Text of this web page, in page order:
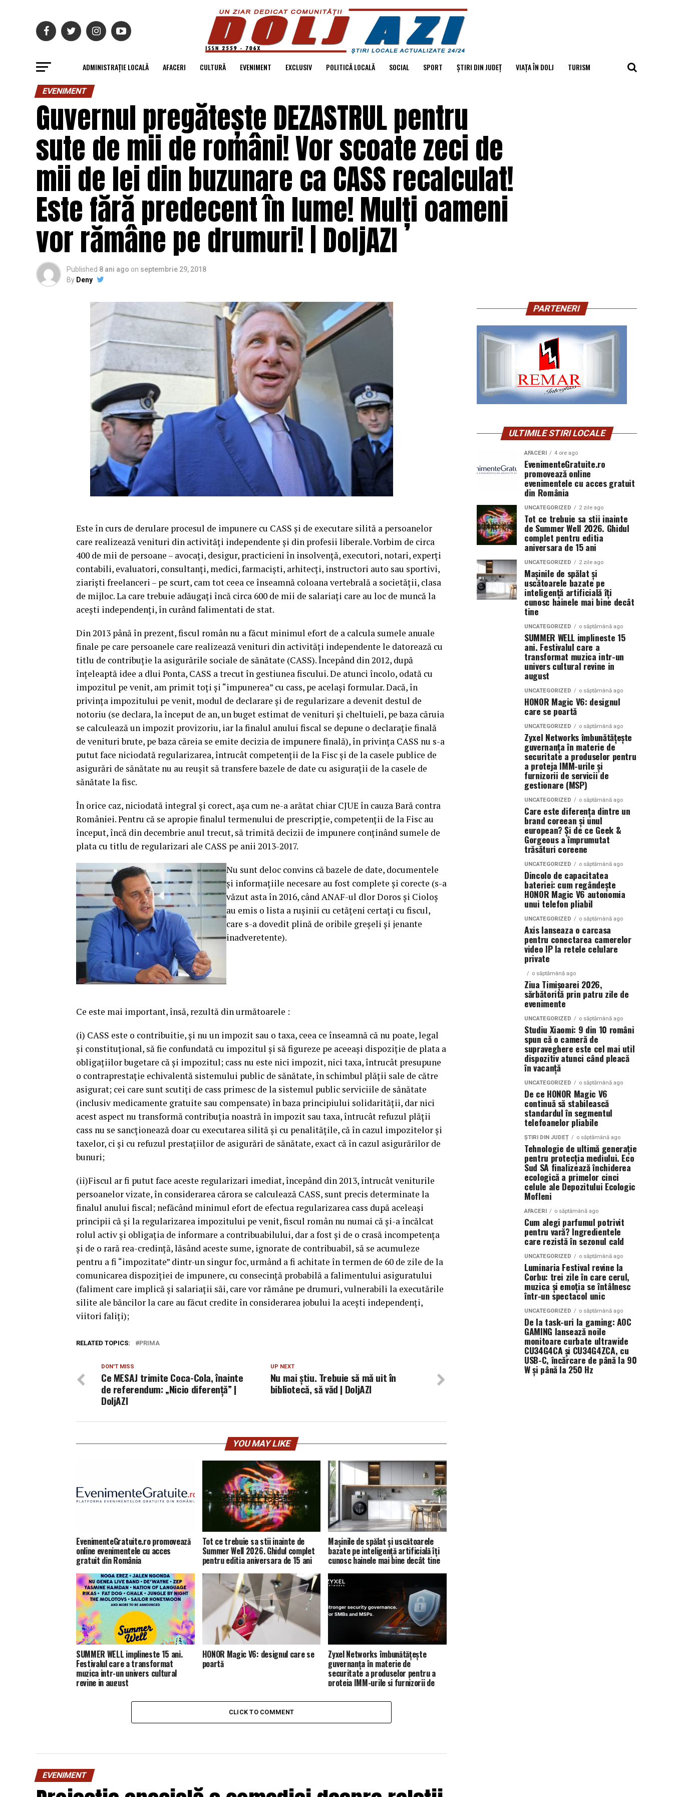
ADMINISTRAȚIE LOCALĂ AFACERI CULTURĂ EVENIMENT EXCLUSIV POLITICĂ LOCALĂ SOCIAL SPORT ȘTIRI DIN JUDEȚ VIAȚA ÎN DOLJ TURISM
EVENIMENT
Guvernul pregătește DEZASTRUL pentru
sute de mii de români! Vor scoate zeci de
mii de lei din buzunare ca CASS recalculat!
Este fără predecent în lume! Mulți oameni
vor rămâne pe drumuri! | DoljAZI
Published 8 ani ago on septembrie 29, 2018
By Deny
Este în curs de derulare procesul de impunere cu CASS şi de executare silită a persoanelor
care realizează venituri din activităţi independente şi din profesii liberale. Vorbim de circa
400 de mii de persoane – avocaţi, desigur, practicieni în insolvenţă, executori, notari, experţi
contabili, evaluatori, consultanţi, medici, farmacişti, arhitecţi, instructori auto sau sportivi,
ziarişti freelanceri – pe scurt, cam tot ceea ce înseamnă coloana vertebrală a societăţii, clasa
de mijloc.La care trebuie adăugaţi încă circa 600 de mii de salariaţi care au loc de muncă la
aceşti independenţi, în curând falimentati de stat.
Din 2013 până în prezent, fiscul român nu a făcut minimul efort de a calcula sumele anuale
finale pe care persoanele care realizează venituri din activităţi independente le datorează cu
titlu de contribuţie la asigurările sociale de sănătate (CASS). Începând din 2012, după
înţeleaptă idee a dlui Ponta, CASS a trecut în gestiunea fiscului. De atunci încolo, odată cu
impozitul pe venit, am primit toţi şi “impunerea” cu cass, pe acelaşi formular. Dacă, în
privinţa impozitului pe venit, modul de declarare şi de regularizare a devenit destul de
notoriu (se declara, la început de an, un buget estimat de venituri şi cheltuieli, pe baza căruia
se calculează un impozit provizoriu, iar la finalul anului fiscal se depune o declaraţie finală
de venituri brute, pe baza căreia se emite decizia de impunere finală), în privinţa CASS nu s-a
putut face niciodată regularizarea, întrucât competenţii de la Fisc şi de la casele publice de
asigurări de sănătate nu au reuşit să transfere bazele de date cu asiguraţii de la casele de
sănătate la fisc.
În orice caz, niciodată integral şi corect, aşa cum ne-a arătat chiar CJUE în cauza Bară contra
României. Pentru că se apropie finalul termenului de prescripţie, competenţii de la Fisc au
început, încă din decembrie anul trecut, să trimită decizii de impunere conţinând sumele de
plata cu titlu de regularizari ale CASS pe anii 2013-2017.
Nu sunt deloc convins că bazele de date, documentele
şi informaţiile necesare au fost complete şi corecte (s-a
văzut asta în 2016, când ANAF-ul dlor Doros şi Cioloş
au emis o lista a ruşinii cu cetăţeni certaţi cu fiscul,
care s-a dovedit plină de oribile greşeli şi jenante
inadveretente).
Ce este mai important, însă, rezultă din următoarele :
(i) CASS este o contribuitie, şi nu un impozit sau o taxa, ceea ce înseamnă că nu poate, legal
şi constituţional, să fie confundată cu impozitul şi să figureze pe aceeaşi dispoziţie de plata a
obligaţiilor bugetare că şi impozitul; cass nu este nici impozit, nici taxa, întrucât presupune
o contraprestaţie echivalentă sistemului public de sănătate, în schimbul plăţii sale de către
asigurat; cei care sunt scutiţi de cass primesc de la sistemul public serviciile de sănătate
(inclusiv medicamente gratuite sau compensate) în baza principiului solidarităţii, dar nici
acest aspect nu transformă contribuţia noastră în impozit sau taxa, întrucât refuzul plăţii
cass nu se sancţionează doar cu executarea silită şi cu penalităţile, că în cazul impozitelor şi
taxelor, ci şi cu refuzul prestaţiilor de asigurări de sănătate, exact că în cazul asigurărilor de
bunuri;
(ii)Fiscul ar fi putut face aceste regularizari imediat, începând din 2013, întrucât veniturile
persoanelor vizate, în considerarea cărora se calculează CASS, sunt precis determinate la
finalul anului fiscal; nefăcând minimul efort de efectua regularizarea cass după aceleaşi
principii că şi la regularizarea impozitului pe venit, fiscul român nu numai că şi-a încălcat
rolul activ şi obligaţia de informare a contribuabilului, dar a fost şi de o crasă incompetenţa
şi de o rară rea-credinţă, lăsând aceste sume, ignorate de contribuabil, să se acumuleze
pentru a fi “impozitate” dintr-un singur foc, urmând a fi achitate în termen de 60 de zile de la
comunicarea dispoziţiei de impunere, cu consecinţă probabilă a falimentului asiguratului
(faliment care implică şi salariaţii săi, care vor rămâne pe drumuri, vulnerabili la executările
silite ale băncilor la care au făcut credite în considerarea jobului la aceşti independenţi,
viitori faliţi);
RELATED TOPICS: PRIMA
UP NEXT
Nu mai ştiu. Trebuie să mă uit în
bibliotecă, să văd | DoljAZI
DON'T MISS
Ce MESAJ trimite Coca-Cola, înainte
de referendum: „Nicio diferență” |
DoljAZI
YOU MAY LIKE
EvenimenteGratuite.ro promovează
online evenimentele cu acces
gratuit din România
Tot ce trebuie sa stii inainte de
Summer Well 2026. Ghidul complet
pentru editia aniversara de 15 ani
Mașinile de spălat și uscătoarele
bazate pe inteligență artificială îți
cunosc hainele mai bine decât tine
SUMMER WELL implineste 15 ani.
Festivalul care a transformat
muzica intr-un univers cultural
revine in august
HONOR Magic V6: designul care se
poartă
Zyxel Networks îmbunătățește
guvernanța în materie de
securitate a produselor pentru a
proteja IMM-urile și furnizorii de
CLICK TO COMMENT
EVENIMENT
PARTENERI
ULTIMILE STIRI LOCALE
AFACERI 4 ore ago
EvenimenteGratuite.ro
promovează online
evenimentele cu acces gratuit
din România
UNCATEGORIZED 2 zile ago
Tot ce trebuie sa stii inainte
de Summer Well 2026. Ghidul
complet pentru editia
aniversara de 15 ani
UNCATEGORIZED 2 zile ago
Mașinile de spălat și
uscătoarele bazate pe
inteligență artificială îți
cunosc hainele mai bine decât
tine
UNCATEGORIZED o săptămână ago
SUMMER WELL implineste 15
ani. Festivalul care a
transformat muzica intr-un
univers cultural revine in
august
UNCATEGORIZED o săptămână ago
HONOR Magic V6: designul
care se poartă
UNCATEGORIZED o săptămână ago
Zyxel Networks îmbunătățește
guvernanța în materie de
securitate a produselor pentru
a proteja IMM-urile și
furnizorii de servicii de
gestionare (MSP)
UNCATEGORIZED o săptămână ago
Care este diferența dintre un
brand coreean și unul
european? Și de ce Geek &
Gorgeous a împrumutat
trăsături coreene
UNCATEGORIZED o săptămână ago
Dincolo de capacitatea
bateriei: cum regândește
HONOR Magic V6 autonomia
unui telefon pliabil
UNCATEGORIZED o săptămână ago
Axis lanseaza o carcasa
pentru conectarea camerelor
video IP la retele celulare
private
o săptămână ago
Ziua Timișoarei 2026,
sărbătorită prin patru zile de
evenimente
UNCATEGORIZED o săptămână ago
Studiu Xiaomi: 9 din 10 români
spun că o cameră de
supraveghere este cel mai util
dispozitiv atunci când pleacă
în vacanță
UNCATEGORIZED o săptămână ago
De ce HONOR Magic V6
continuă să stabilească
standardul în segmentul
telefoanelor pliabile
ȘTIRI DIN JUDEȚ o săptămână ago
Tehnologie de ultimă generație
pentru protecția mediului. Eco
Sud SA finalizează închiderea
ecologică a primelor cinci
celule ale Depozitului Ecologic
Mofleni
AFACERI o săptămână ago
Cum alegi parfumul potrivit
pentru vară? Ingredientele
care rezistă în sezonul cald
UNCATEGORIZED o săptămână ago
Luminaria Festival revine la
Corbu: trei zile în care cerul,
muzica și emoția se întâlnesc
într-un spectacol unic
UNCATEGORIZED o săptămână ago
De la task-uri la gaming: AOC
GAMING lansează noile
monitoare curbate ultrawide
CU34G4CA și CU34G4ZCA, cu
USB-C, încărcare de până la 90
W și până la 250 Hz